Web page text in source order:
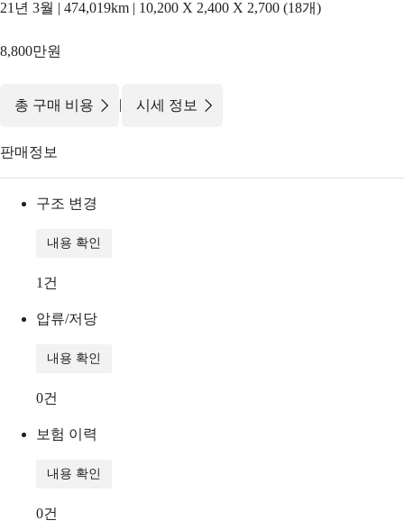
21년 3월 | 474,019km | 10,200 X 2,400 X 2,700 (18개)
8,800만원
총 구매 비용 | 시세 정보
판매정보
구조 변경
내용 확인
1 건
압류/저당
내용 확인
0건
보험 이력
내용 확인
0건